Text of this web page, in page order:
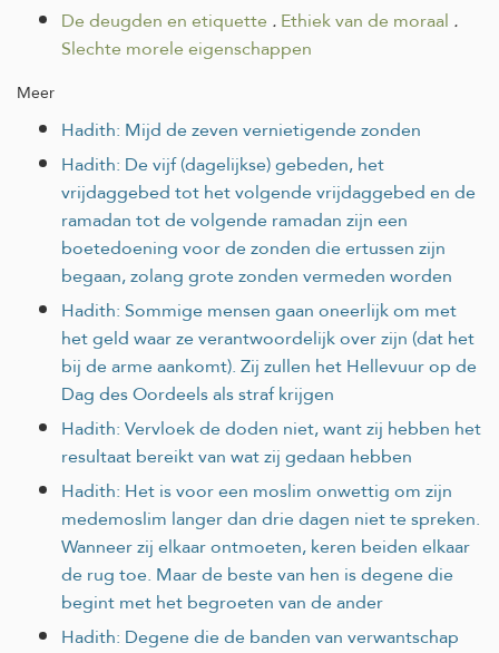
De deugden en etiquette .Ethiek van de moraal .
Slechte morele eigenschappen
Meer
Hadith: Mijd de zeven vernietigende zonden
Hadith: De vijf (dagelijkse) gebeden, het
vrijdaggebed tot het volgende vrijdaggebed en de
ramadan tot de volgende ramadan zijn een
boetedoening voor de zonden die ertussen zijn
begaan, zolang grote zonden vermeden worden
Hadith: Sommige mensen gaan oneerlijk om met
het geld waar ze verantwoordelijk over zijn (dat het
bij de arme aankomt). Zij zullen het Hellevuur op de
Dag des Oordeels als straf krijgen
Hadith: Vervloek de doden niet, want zij hebben het
resultaat bereikt van wat zij gedaan hebben
Hadith: Het is voor een moslim onwettig om zijn
medemoslim langer dan drie dagen niet te spreken.
Wanneer zij elkaar ontmoeten, keren beiden elkaar
de rug toe. Maar de beste van hen is degene die
begint met het begroeten van de ander
Hadith: Degene die de banden van verwantschap